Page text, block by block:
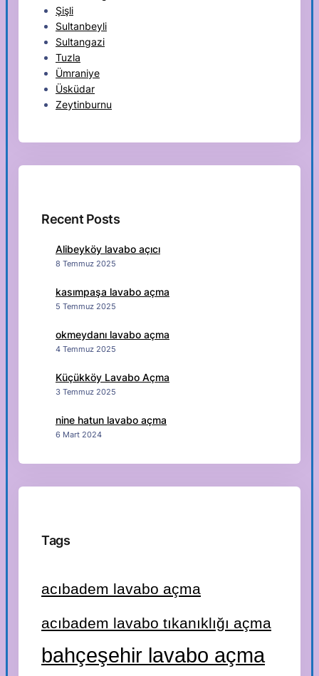
Şişli
Sultanbeyli
Sultangazi
Tuzla
Ümraniye
Üsküdar
Zeytinburnu
Recent Posts
Alibeyköy lavabo açıcı
8 Temmuz 2025
kasımpaşa lavabo açma
5 Temmuz 2025
okmeydanı lavabo açma
4 Temmuz 2025
Küçükköy Lavabo Açma
3 Temmuz 2025
nine hatun lavabo açma
6 Mart 2024
Tags
acıbadem lavabo açma
acıbadem lavabo tıkanıklığı açma
bahçeşehir lavabo açma